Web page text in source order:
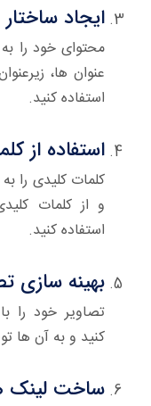
ایجاد
محتوای خود را
عنوان ها،
استفاده کنید.
استفاده از
کلمات کلیدی را
و از کلمات
استفاده کنید.
بهینه سازی
تصاویر خود را
کنید و به آن ها
ساخت لینک